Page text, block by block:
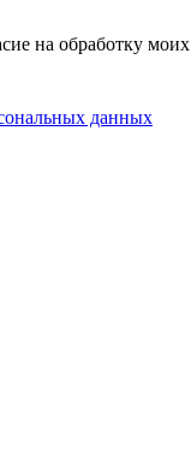
на обработку моих
данных